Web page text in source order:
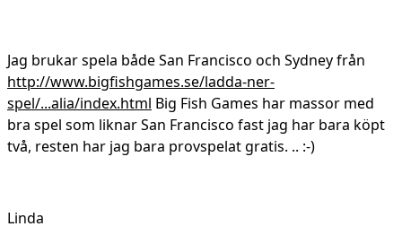
Jag brukar spela både San Francisco och Sydney från
http://www.bigfishgames.se/ladda-ner-
spel/...alia/index.html Big Fish Games har massor med
bra spel som liknar San Francisco fast jag har bara köpt
två, resten har jag bara provspelat gratis. .. :-)
Linda